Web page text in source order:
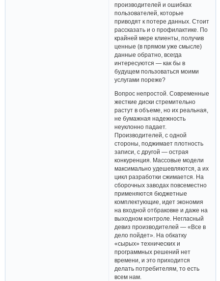
производителей и ошибках
пользователей, которые
приводят к потере данных. Стоит
рассказать и о профилактике. По
крайней мере клиенты, получив
ценные (в прямом уже смысле)
данные обратно, всегда
интересуются — как бы в
будущем пользоваться моими
услугами пореже?
Вопрос непростой. Современные
жесткие диски стремительно
растут в объеме, но их реальная,
не бумажная надежность
неуклонно падает.
Производителей, с одной
стороны, поджимает плотность
записи, с другой — острая
конкуренция. Массовые модели
максимально удешевляются, а их
цикл разработки сжимается. На
сборочных заводах повсеместно
применяются бюджетные
комплектующие, идет экономия
на входной отбраковке и даже на
выходном контроле. Негласный
девиз производителей — «Все в
дело пойдет». На обкатку
«сырых» технических и
программных решений нет
времени, и это приходится
делать потребителям, то есть
всем нам.